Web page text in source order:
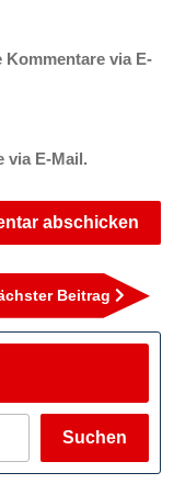
via E-
via E-Mail.
Beitrag
Suchen